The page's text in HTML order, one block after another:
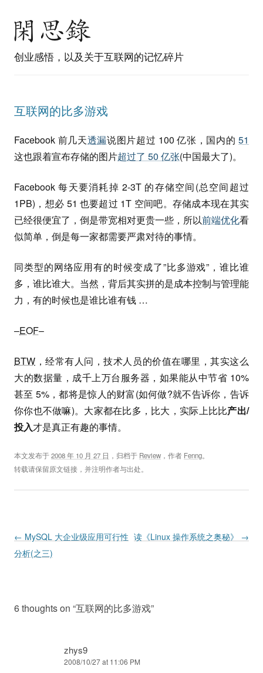
创业感悟，以及关于互联网的记忆碎片
互联网的比多游戏
Facebook 前几天透漏说图片超过 100 亿张，国内的51
这也跟着宣布存储的图片超过了 50 亿张(中国最大了)。
Facebook 每天要消耗掉 2-3T 的存储空间(总空间超过
1PB)，想必 51 也要超过 1T 空间吧。存储成本现在其实
已经很便宜了，倒是带宽相对更贵一些，所以前端优化看
似简单，倒是每一家都需要严肃对待的事情。
同类型的网络应用有的时候变成了”比多游戏”，谁比谁
多，谁比谁大。当然，背后其实拼的是成本控制与管理能
力，有的时候也是谁比谁有钱 …
–EOF–
BTW ，经常有人问，技术人员的价值在哪里，其实这么
大的数据量，成千上万台服务器，如果能从中节省 10%
甚至 5%，都将是惊人的财富(如何做?就不告诉你，告诉
你你也不做嘛)。大家都在比多，比大，实际上比比产出/
投入才是真正有趣的事情。
本文发布于2008 年 10 月 27 日 ，归档于 Review ，作者 Fenng。
转载请保留原文链接，并注明作者与出处。
Post navigation
← MySQL 大企业级应用可行性
分析(之三)
读《Linux 操作系统之奥秘》 →
6 thoughts on “互联网的比多游戏”
zhys9
2008/10/27 at 11:06 PM